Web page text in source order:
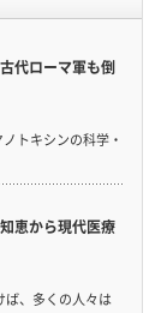
代ローマ軍も倒
トキシンの科学・
恵から現代医療
ば、多くの人々は